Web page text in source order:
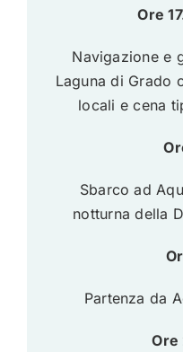
Ore
Navigazione e
Laguna di Grado
locali e cena
Sbarco ad
notturna della
Partenza da
Ore